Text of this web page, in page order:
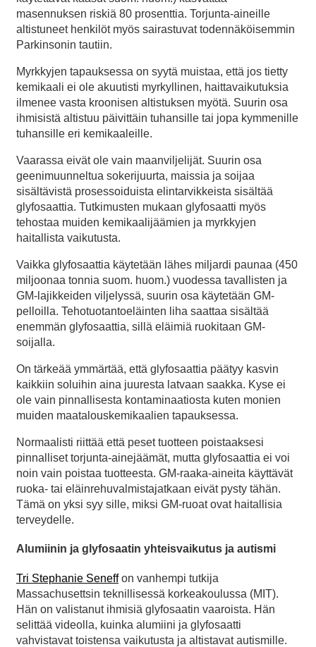
masennuksen riskiä 80 prosenttia. Torjunta-aineille
altistuneet henkilöt myös sairastuvat todennäköisemmin
Parkinsonin tautiin.
Myrkkyjen tapauksessa on syytä muistaa, että jos tietty
kemikaali ei ole akuutisti myrkyllinen, haittavaikutuksia
ilmenee vasta kroonisen altistuksen myötä. Suurin osa
ihmisistä altistuu päivittäin tuhansille tai jopa kymmenille
tuhansille eri kemikaaleille.
Vaarassa eivät ole vain maanviljelijät. Suurin osa
geenimuunneltua sokerijuurta, maissia ja soijaa
sisältävistä prosessoiduista elintarvikkeista sisältää
glyfosaattia. Tutkimusten mukaan glyfosaatti myös
tehostaa muiden kemikaalijäämien ja myrkkyjen
haitallista vaikutusta.
Vaikka glyfosaattia käytetään lähes miljardi paunaa (450
miljoonaa tonnia suom. huom.) vuodessa tavallisten ja
GM-lajikkeiden viljelyssä, suurin osa käytetään GM-
pelloilla. Tehotuotantoeläinten liha saattaa sisältää
enemmän glyfosaattia, sillä eläimiä ruokitaan GM-
soijalla.
On tärkeää ymmärtää, että glyfosaattia päätyy kasvin
kaikkiin soluihin aina juuresta latvaan saakka. Kyse ei
ole vain pinnallisesta kontaminaatiosta kuten monien
muiden maatalouskemikaalien tapauksessa.
Normaalisti riittää että peset tuotteen poistaaksesi
pinnalliset torjunta-ainejäämät, mutta glyfosaattia ei voi
noin vain poistaa tuotteesta. GM-raaka-aineita käyttävät
ruoka- tai eläinrehuvalmistajatkaan eivät pysty tähän.
Tämä on yksi syy sille, miksi GM-ruoat ovat haitallisia
terveydelle.
Alumiinin ja glyfosaatin yhteisvaikutus ja autismi
Tri Stephanie Seneffon vanhempi tutkija
Massachusettsin teknillisessä korkeakoulussa (MIT).
Hän on valistanut ihmisiä glyfosaatin vaaroista. Hän
selittää videolla, kuinka alumiini ja glyfosaatti
vahvistavat toistensa vaikutusta ja altistavat autismille.